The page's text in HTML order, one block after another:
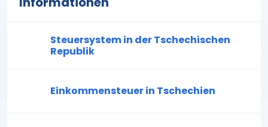
Steuersystem in der Tschechischen
Republik
Einkommensteuer in Tschechien